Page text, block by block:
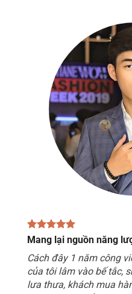
Mang lại nguồn năng
Cách đây 1 năm công
của tôi lâm vào bế tắc,
lưa thưa, khách mua